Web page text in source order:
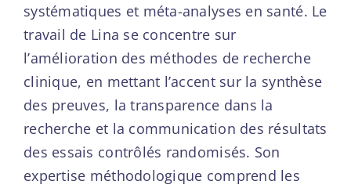
systématiques et méta-analyses en santé. Le
travail de Lina se concentre sur
l’amélioration des méthodes de recherche
clinique, en mettant l’accent sur la synthèse
des preuves, la transparence dans la
recherche et la communication des résultats
des essais contrôlés randomisés. Son
expertise méthodologique comprend les